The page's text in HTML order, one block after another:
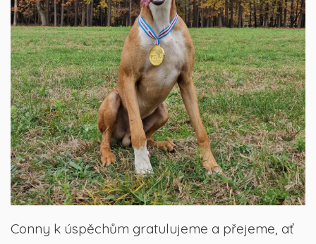
Conny k úspěchům gratulujeme a přejeme, ať